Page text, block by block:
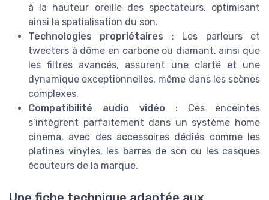
à la hauteur oreille des spectateurs, optimisant
ainsi la spatialisation du son.
Technologies propriétaires : Les parleurs et
tweeters à dôme en carbone ou diamant, ainsi que
les filtres avancés, assurent une clarté et une
dynamique exceptionnelles, même dans les scènes
complexes.
Compatibilité audio vidéo : Ces enceintes
s’intègrent parfaitement dans un système home
cinema, avec des accessoires dédiés comme les
platines vinyles, les barres de son ou les casques
écouteurs de la marque.